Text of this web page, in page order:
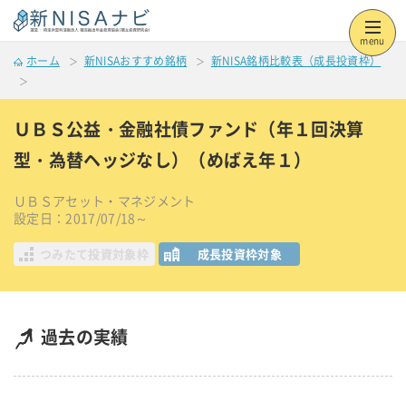
menu
ホーム 新NISAおすすめ銘柄 新NISA銘柄比較表（成長投資枠）
ＵＢＳ公益・金融社債ファンド（年１回決算
型・為替ヘッジなし）（めばえ年１）
ＵＢＳアセット・マネジメント
設定日：2017/07/18～
つみたて投資対象枠 成長投資枠対象
過去の実績